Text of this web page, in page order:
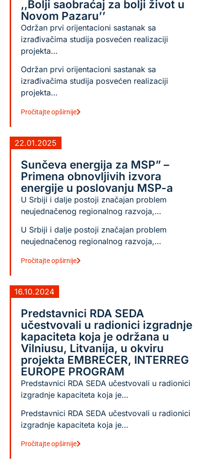
,,Bolji saobraćaj za bolji život u
Novom Pazaru’’
Održan prvi orijentacioni sastanak sa
izrađivačima studija posvećen realizaciji
projekta…
Održan prvi orijentacioni sastanak sa
izrađivačima studija posvećen realizaciji
projekta…
Pročitajte opširnije
22.01.2025
Sunčeva energija za MSP” –
Primena obnovljivih izvora
energije u poslovanju MSP-a
U Srbiji i dalje postoji značajan problem
neujednačenog regionalnog razvoja,…
U Srbiji i dalje postoji značajan problem
neujednačenog regionalnog razvoja,…
Pročitajte opširnije
16.10.2024
Predstavnici RDA SEDA
učestvovali u radionici izgradnje
kapaciteta koja je održana u
Vilniusu, Litvanija, u okviru
projekta EMBRECER, INTERREG
EUROPE PROGRAM
Predstavnici RDA SEDA učestvovali u radionici
izgradnje kapaciteta koja je…
Predstavnici RDA SEDA učestvovali u radionici
izgradnje kapaciteta koja je…
Pročitajte opširnije